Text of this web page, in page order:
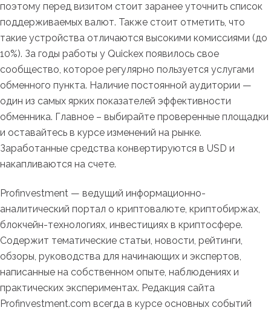
поэтому перед визитом стоит заранее уточнить список
поддерживаемых валют. Также стоит отметить, что
такие устройства отличаются высокими комиссиями (до
10%). За годы работы у Quickex появилось свое
сообщество, которое регулярно пользуется услугами
обменного пункта. Наличие постоянной аудитории —
один из самых ярких показателей эффективности
обменника. Главное – выбирайте проверенные площадки
и оставайтесь в курсе изменений на рынке.
Заработанные средства конвертируются в USD и
накапливаются на счете.
Profinvestment — ведущий информационно-
аналитический портал о криптовалюте, криптобиржах,
блокчейн-технологиях, инвестициях в криптосфере.
Содержит тематические статьи, новости, рейтинги,
обзоры, руководства для начинающих и экспертов,
написанные на собственном опыте, наблюдениях и
практических экспериментах. Редакция сайта
Profinvestment.com всегда в курсе основных событий